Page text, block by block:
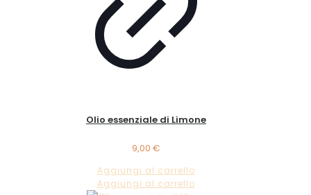
Olio essenziale di Limone
9,00 €
Aggiungi al carrello
Aggiungi al carrello